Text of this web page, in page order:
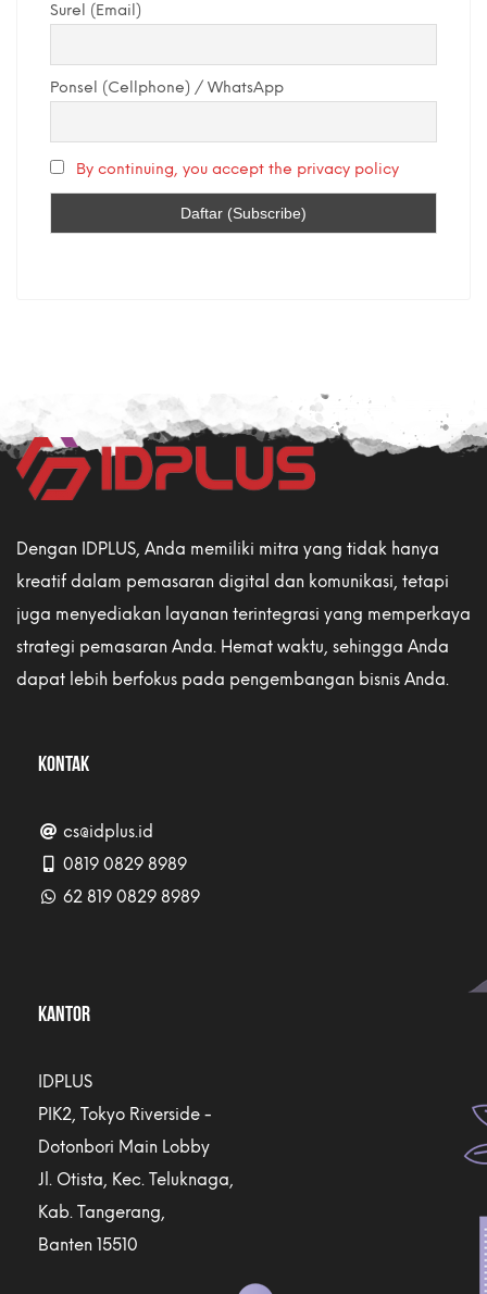
Surel (Email)
Ponsel (Cellphone) / WhatsApp
By continuing, you accept the privacy policy
Dengan IDPLUS, Anda memiliki mitra yang tidak hanya
kreatif dalam pemasaran digital dan komunikasi, tetapi
juga menyediakan layanan terintegrasi yang memperkaya
strategi pemasaran Anda. Hemat waktu, sehingga Anda
dapat lebih berfokus pada pengembangan bisnis Anda.
KONTAK
cs@idplus.id
0819 0829 8989
62 819 0829 8989
KANTOR
IDPLUS
PIK2, Tokyo Riverside -
Dotonbori Main Lobby
Jl. Otista, Kec. Teluknaga,
Kab. Tangerang,
Banten 15510